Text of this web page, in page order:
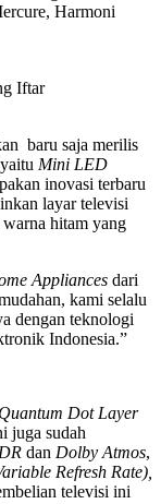
Harmoni
Iftar
baru saja merilis
Mini LED
inovasi terbaru
layar televisi
hitam yang
Appliances dari
kami selalu
dengan teknologi
Indonesia.”
Quantum Dot Layer
juga sudah
dan Dolby Atmos,
Refresh Rate),
televisi ini